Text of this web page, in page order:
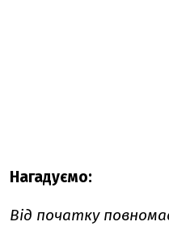
Нагадуємо:
Від початку